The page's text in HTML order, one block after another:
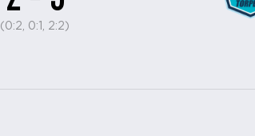
(0:2, 0:1, 2:2)